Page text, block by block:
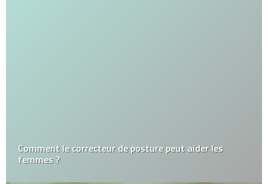
Comment le correcteur de posture peut aider les
femmes ?